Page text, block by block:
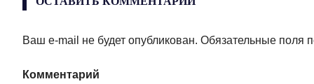
Ваш e-mail не будет опубликован. Обязательные поля
Комментарий